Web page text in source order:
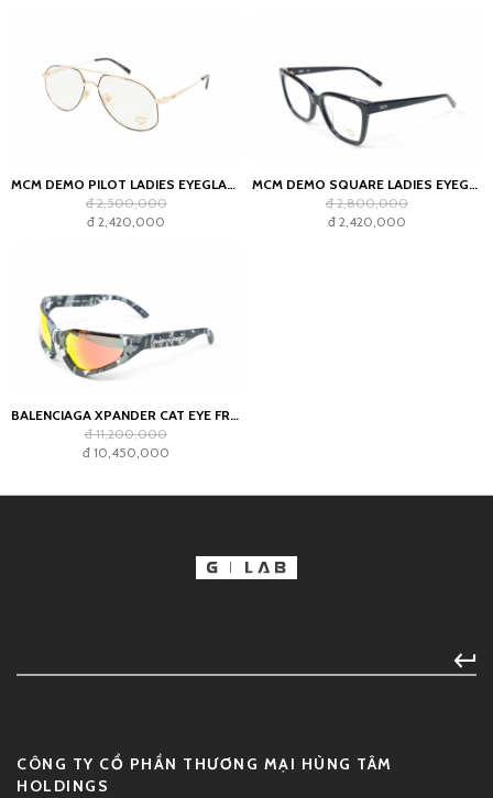
MCM DEMO PILOT LADIES EYEGLASSES
đ 2,500,000
đ 2,420,000
MCM DEMO SQUARE LADIES EYEGLASSES BLACK
đ 2,800,000
đ 2,420,000
BALENCIAGA XPANDER CAT EYE FRAME SUNGLASSES GREY CAMO
đ 11,200,000
đ 10,450,000
CÔNG TY CỔ PHẦN THƯƠNG MẠI HÙNG TÂM
HOLDINGS